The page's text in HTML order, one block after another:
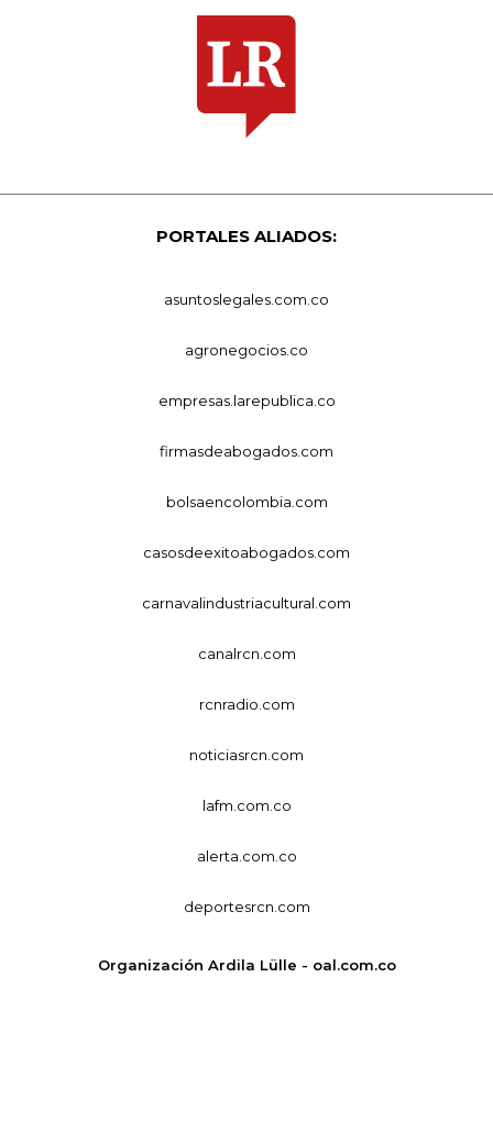
PORTALES ALIADOS:
asuntoslegales.com.co
agronegocios.co
empresas.larepublica.co
firmasdeabogados.com
bolsaencolombia.com
casosdeexitoabogados.com
carnavalindustriacultural.com
canalrcn.com
rcnradio.com
noticiasrcn.com
lafm.com.co
alerta.com.co
deportesrcn.com
Organización Ardila Lülle - oal.com.co